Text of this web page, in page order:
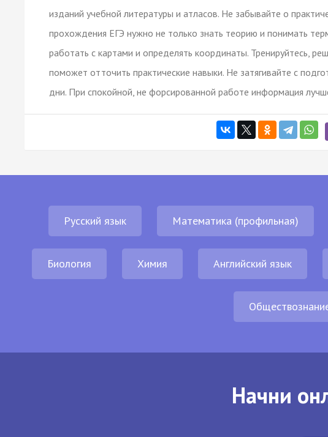
изданий учебной литературы и атласов. Не забывайте о
прохождения ЕГЭ нужно не только знать теорию и понимать
работать с картами и определять координаты. Тренируйтесь,
поможет отточить практические навыки. Не затягивайте с
дни. При спокойной, не форсированной работе информация
Русский язык Математика (профильная)
Биология Химия Английский язык
Начни